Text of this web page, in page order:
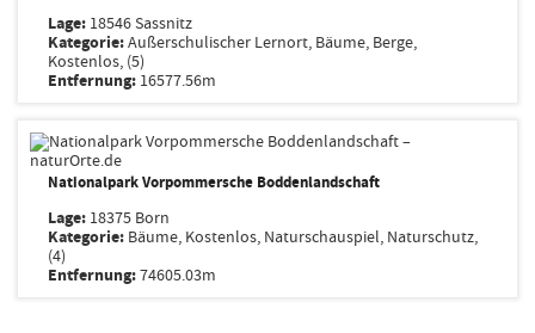
Lage: 18546 Sassnitz
Kategorie:Außerschulischer Lernort, Bäume, Berge,
Kostenlos, (5)
Entfernung: 16577.56m
Nationalpark Vorpommersche Boddenlandschaft
Lage: 18375 Born
Kategorie: Bäume, Kostenlos, Naturschauspiel, Naturschutz,
(4)
Entfernung:74605.03m